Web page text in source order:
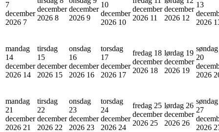
7
december
2026 7
december
2026 8
december
2026 9
10
december
2026 10
december
2026 11
december
2026 12
13
2026
mandag
14
december
2026 14
tirsdag
15
december
2026 15
onsdag
16
december
2026 16
torsdag
17
december
2026 17
fredag 18
december
2026 18
lørdag 19
december
2026 19
søndag
20
2026
mandag
21
december
2026 21
tirsdag
22
december
2026 22
onsdag
23
december
2026 23
torsdag
24
december
2026 24
fredag 25
december
2026 25
lørdag 26
december
2026 26
søndag
27
2026